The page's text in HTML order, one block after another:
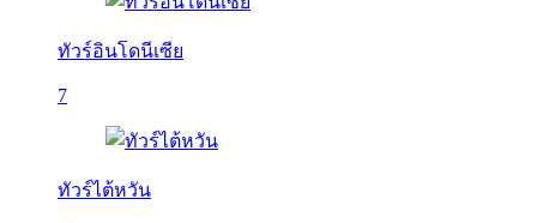
ทัวร์อินโดนีเซีย
7
ทัวร์ไต้หวัน